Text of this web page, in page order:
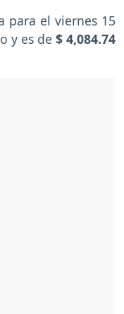
para el viernes 15
y es de $ 4,084.74